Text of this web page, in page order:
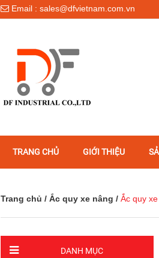
Email : sales@dfvietnam.com.vn
TRANG CHỦ GIỚI THIỆU
Trang chủ / Ắc quy xe nâng / Ắc quy
DANH MỤC